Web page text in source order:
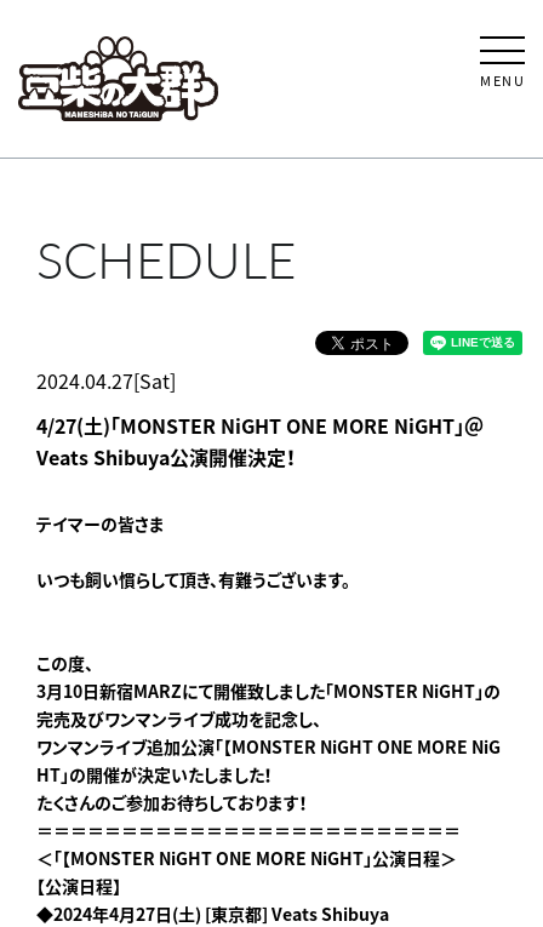
MENU
SCHEDULE
2024.04.27[Sat]
4/27(土)「MONSTER NiGHT ONE MORE NiGHT」＠
Veats Shibuya公演開催決定！
テイマーの皆さま
いつも飼い慣らして頂き、有難うございます。
この度、
3月10日新宿MARZにて開催致しました「MONSTER NiGHT」の
完売及びワンマンライブ成功を記念し、
ワンマンライブ追加公演「【MONSTER NiGHT ONE MORE NiG
HT」の開催が決定いたしました！
たくさんのご参加お待ちしております！
＝＝＝＝＝＝＝＝＝＝＝＝＝＝＝＝＝＝＝＝＝＝＝＝＝
＜「【MONSTER NiGHT ONE MORE NiGHT」公演日程＞
【公演日程】
◆2024年4月27日(土) [東京都] Veats Shibuya